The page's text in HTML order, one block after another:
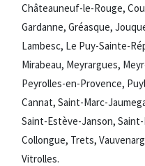
Châteauneuf-le-Rouge,
Gardanne, Gréasque,
Lambesc, Le Puy-Sainte-
Mirabeau, Meyrargues,
Peyrolles-en-Provence,
Cannat, Saint-Marc-
Saint-Estève-Janson,
Collongue, Trets,
Vitrolles.